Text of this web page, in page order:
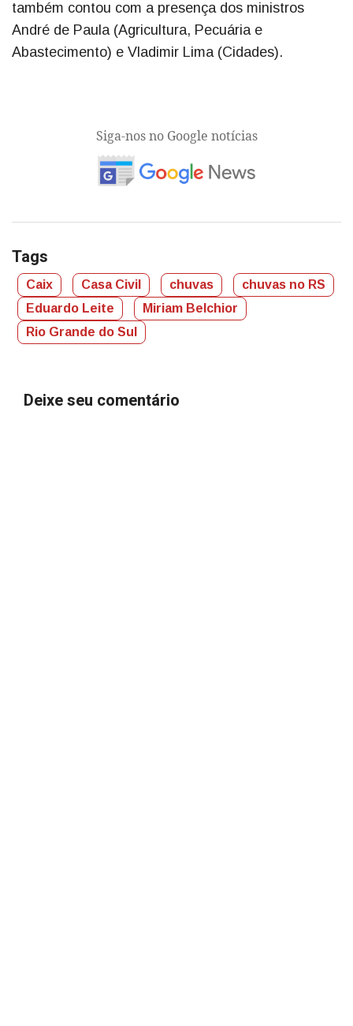
também contou com a presença dos ministros
André de Paula (Agricultura, Pecuária e
Abastecimento) e Vladimir Lima (Cidades).
Siga-nos no Google notícias
Tags
Caix Casa Civil chuvas
chuvas no RS
Eduardo Leite
Miriam Belchior
Rio Grande do Sul
Deixe seu comentário